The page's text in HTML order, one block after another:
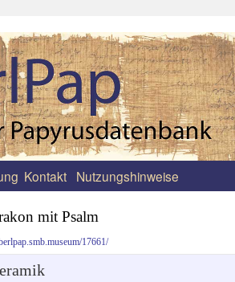
Kontakt Nutzungshinweise
mit Psalm
17661/